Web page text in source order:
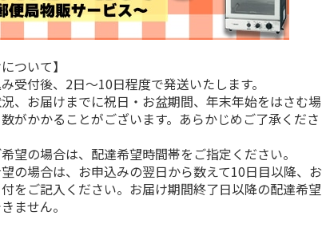
ついて】
受付後、2日～10日程度で発送いたします。
、お届けまでに祝日・お盆期間、年末年始をはさむ場
がかかることがございます。あらかじめご了承くださ
望の場合は、配達希望時間帯をご指定ください。
の場合は、お申込みの翌日から数えて10日目以降、お
をご記入ください。お届け期間終了日以降の配達希望
ません。